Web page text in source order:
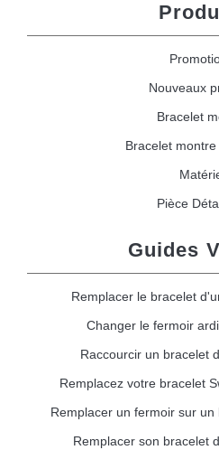
Nouveaux
Bracelet
Bracelet
Pièce
Guides
Remplacer le bracelet
Changer le fermoir
Raccourcir un bracelet
Remplacez votre bracelet
Remplacer un fermoir sur
Remplacer son bracelet